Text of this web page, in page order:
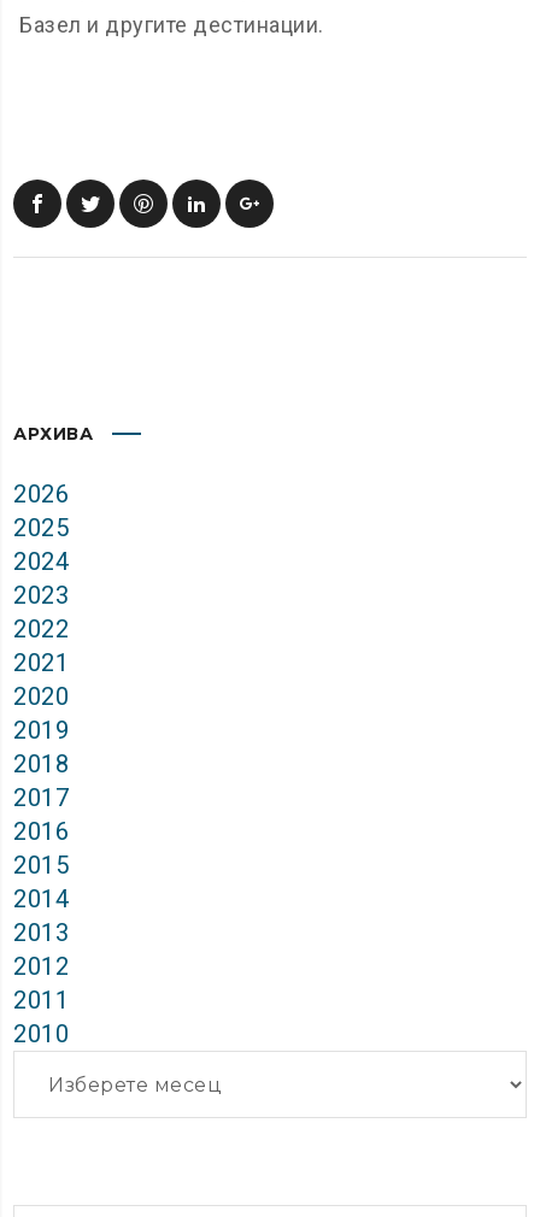
Базел и другите дестинации.
АРХИВА
2026
2025
2024
2023
2022
2021
2020
2019
2018
2017
2016
2015
2014
2013
2012
2011
2010